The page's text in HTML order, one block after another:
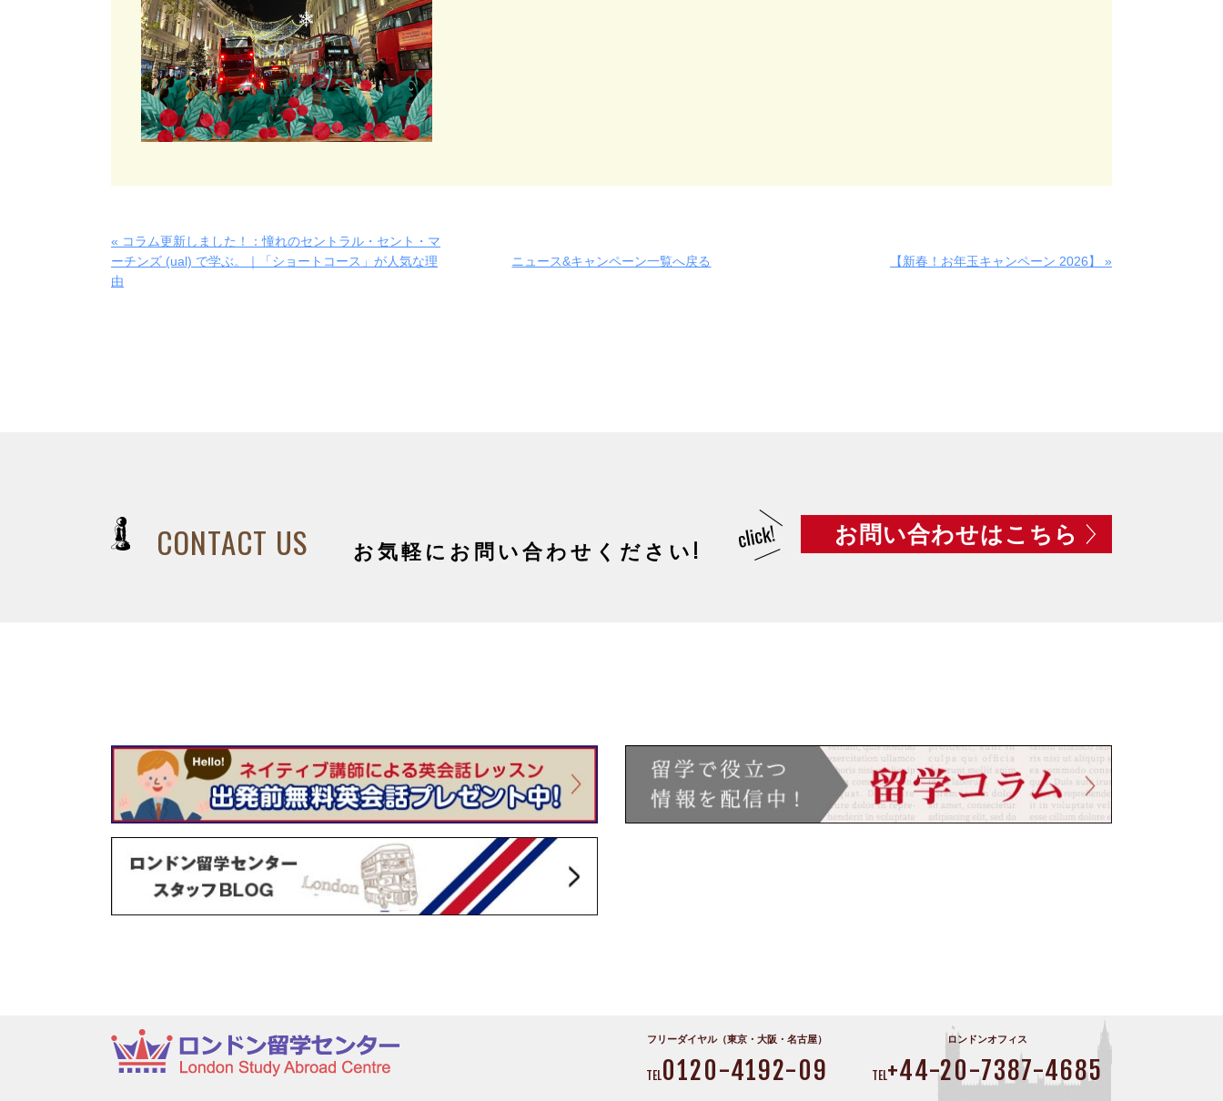
« コラム更新しました！：憧れのセントラル・セント・マ
ーチンズ (ual) で学ぶ。｜「ショートコース」が人気な理
由
ニュース&キャンペーン一覧へ戻る 【新春！お年玉キャンペーン 2026】 »
CONTACT US お気軽にお問い合わせください!
お問い合わせはこちら
フリーダイヤル（東京・大阪・名古屋）
TEL0120-4192-09
ロンドンオフィス
TEL+44-20-7387-4685